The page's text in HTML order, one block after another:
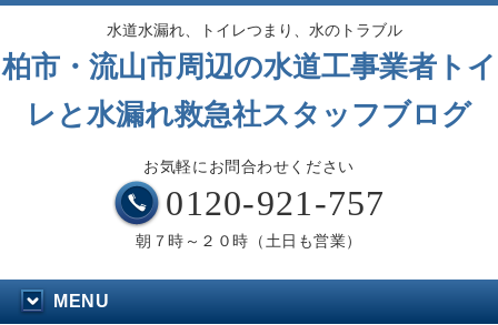
水道水漏れ、トイレつまり、水のトラブル
柏市・流山市周辺の水道工事業者トイ
レと水漏れ救急社スタッフブログ
お気軽にお問合わせください
0120-921-757
朝７時～２０時（土日も営業）
MENU